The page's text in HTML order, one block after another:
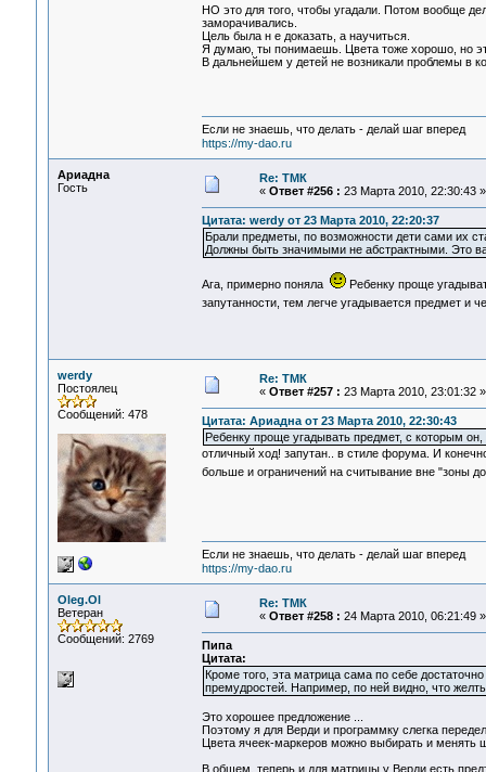
НО это для того, чтобы угадали. Потом вообще
заморачивались.
Цель была н е доказать, а научиться.
Я думаю, ты понимаешь. Цвета тоже хорошо, но
В дальнейшем у детей не возникали проблемы в
Если не знаешь, что делать - делай шаг вперед
https://my-dao.ru
Ариадна
Гость
Re: ТМК
« Ответ #256 : 23 Марта 2010, 22:30:43 »
Цитата: werdy от 23 Марта 2010, 22:20:37
Брали предметы, по возможности дети сами их
Должны быть значимыми не абстрактными. Это
Ага, примерно поняла
Ребенку проще
запутанности, тем легче угадывается предмет
werdy
Постоялец
Сообщений: 478
Re: ТМК
« Ответ #257 : 23 Марта 2010, 23:01:32 »
Цитата: Ариадна от 23 Марта 2010, 22:30:43
Ребенку проще угадывать предмет, с которым
отличный ход! запутан.. в стиле форума. И
больше и ограничений на считывание вне "зоны
Если не знаешь, что делать - делай шаг вперед
https://my-dao.ru
Oleg.Ol
Ветеран
Сообщений: 2769
Re: ТМК
« Ответ #258 : 24 Марта 2010, 06:21:49 »
Пипа
Цитата:
Кроме того, эта матрица сама по себе
премудростей. Например, по ней видно, что
Это хорошее предложение ...
Поэтому я для Верди и программку слегка
Цвета ячеек-маркеров можно выбирать и
В общем, теперь и для матрицы у Верди есть